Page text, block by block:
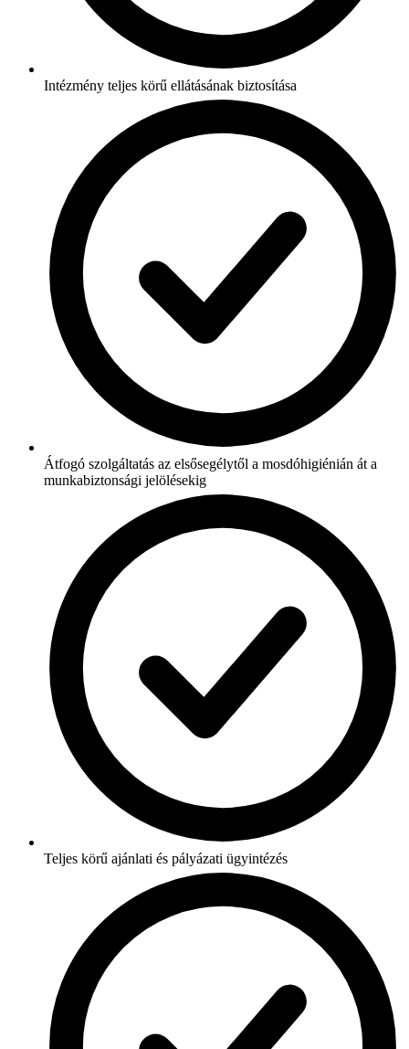
Intézmény teljes körű ellátásának biztosítása
Átfogó szolgáltatás az elsősegélytől a mosdóhigiénián át a
munkabiztonsági jelölésekig
Teljes körű ajánlati és pályázati ügyintézés